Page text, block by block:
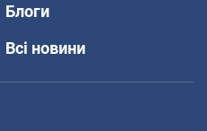
Блоги
Всі новини